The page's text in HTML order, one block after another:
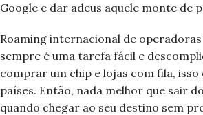
Google e dar adeus aquele monte de
Roaming internacional de
sempre é uma tarefa fácil e
comprar um chip e lojas com fila,
países. Então, nada melhor que sair
quando chegar ao seu destino sem